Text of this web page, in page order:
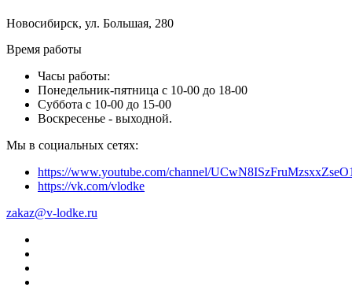
Новосибирск, ул. Большая, 280
Время работы
Часы работы:
Понедельник-пятница с 10-00 до 18-00
Суббота с 10-00 до 15-00
Воскресенье - выходной.
Мы в социальных сетях:
https://www.youtube.com/channel/
https://vk.com/vlodke
zakaz@v-lodke.ru